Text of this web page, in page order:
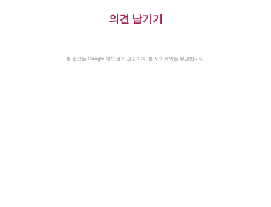
의견 남기기
본 광고는 Google 애드센스 광고이며, 본 사이트와는 무관합니다.